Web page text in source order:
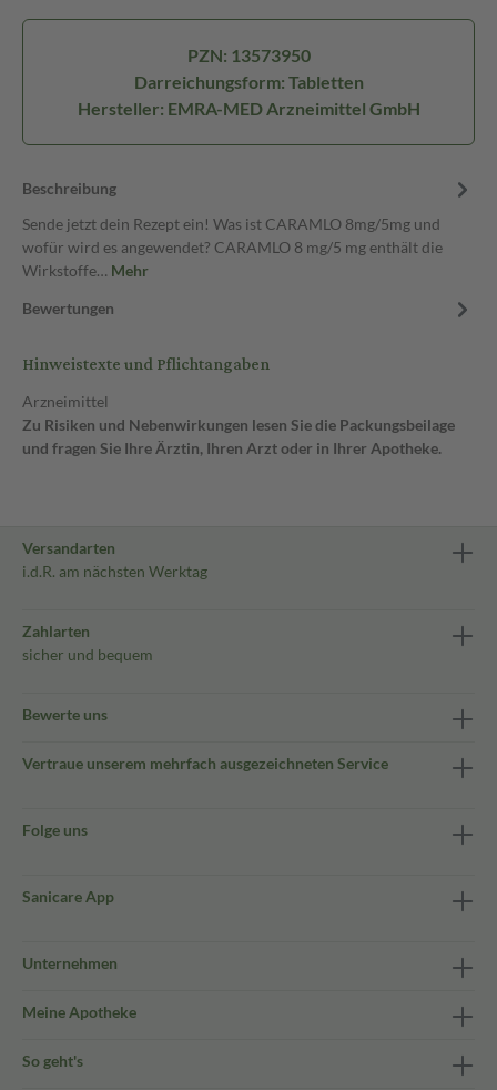
PZN: 13573950
Darreichungsform: Tabletten
Hersteller: EMRA-MED Arzneimittel GmbH
Beschreibung
Sende jetzt dein Rezept ein! Was ist CARAMLO 8mg/5mg und
wofür wird es angewendet? CARAMLO 8 mg/5 mg enthält die
Wirkstoffe… Mehr
Bewertungen
Hinweistexte und Pflichtangaben
Arzneimittel
Zu Risiken und Nebenwirkungen lesen Sie die Packungsbeilage
und fragen Sie Ihre Ärztin, Ihren Arzt oder in Ihrer Apotheke.
Versandarten
i.d.R. am nächsten Werktag
Zahlarten
sicher und bequem
Bewerte uns
Vertraue unserem mehrfach ausgezeichneten Service
Folge uns
Sanicare App
Unternehmen
Meine Apotheke
So geht's